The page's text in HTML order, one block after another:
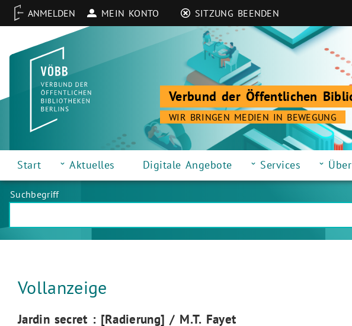
MEIN KONTO SITZUNG BEENDEN
Verbund der Öffentlichen
WIR BRINGEN MEDIEN IN BEWEGUNG
Start Aktuelles Digitale Angebote Services
Suchbegriff
Aktuelle Seite:
Vollanzeige
Aktuelle Seite:
Jardin secret : [Radierung] / M.T. Fayet